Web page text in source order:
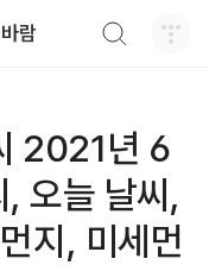
람
2021년 6
오늘 날씨,
지, 미세먼